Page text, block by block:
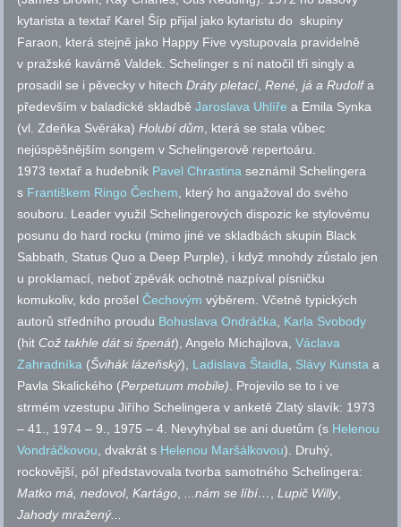
kytarista a textař Karel Šíp přijal jako kytaristu do skupiny
Faraon, která stejně jako Happy Five vystupovala pravidelně
v pražské kavárně Valdek. Schelinger s ní natočil tři singly a
prosadil se i pěvecky v hitechDráty pletací,René, já a Rudolfa
především v baladické skladběJaroslava Uhlíře a Emila Synka
(vl. Zdeňka Svěráka)Holubí dům, která se stala vůbec
nejúspěšnějším songem v Schelingerově repertoáru.
1973 textař a hudebník Pavel Chrastina seznámil Schelingera
s Františkem Ringo Čechem, který ho angažoval do svého
souboru. Leader využil Schelingerových dispozic ke stylovému
posunu do hard rocku (mimo jiné ve skladbách skupin Black
Sabbath, Status Quo a Deep Purple), i když mnohdy zůstalo jen
u proklamací, neboť zpěvák ochotně nazpíval písničku
komukoliv, kdo prošelČechovým výběrem. Včetně typických
autorů středního proudu Bohuslava Ondráčka, Karla Svobody
(hit Což takhle dát si špenát), Angelo Michajlova,Václava
Zahradníka (Švihák lázeňský), Ladislava Štaidla, Slávy Kunsta a
Pavla Skalického (Perpetuum mobile). Projevilo se to i ve
strmém vzestupu Jiřího Schelingera v anketě Zlatý slavík: 1973
– 41., 1974 – 9., 1975 – 4. Nevyhýbal se ani duetům (s Helenou
Vondráčkovou, dvakrát s Helenou Maršálkovou). Druhý,
rockovější, pól představovala tvorba samotného Schelingera:
Matko má, nedovol,Kartágo,...nám se líbí…, Lupič Willy,
Jahody mražený...